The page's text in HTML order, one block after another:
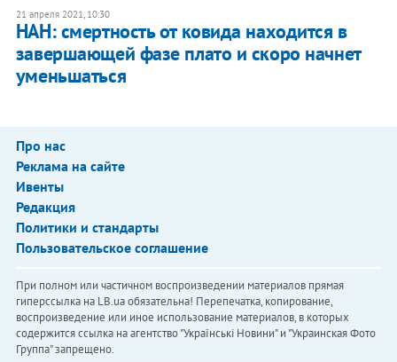
21 апреля 2021, 10:30
НАН: смертность от ковида находится в
завершающей фазе плато и скоро начнет
уменьшаться
Про нас
Реклама на сайте
Ивенты
Редакция
Политики и стандарты
Пользовательское соглашение
При полном или частичном воспроизведении материалов прямая
гиперссылка на LB.ua обязательна! Перепечатка, копирование,
воспроизведение или иное использование материалов, в которых
содержится ссылка на агентство "Українськi Новини" и "Украинская Фото
Группа" запрещено.